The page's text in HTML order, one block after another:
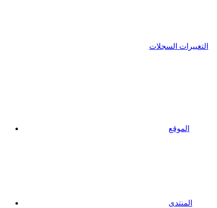
التغييرات السجلات
الموقع
المنتدى